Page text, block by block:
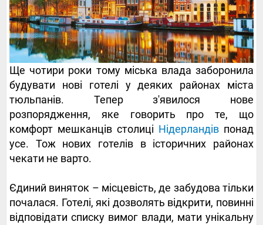
Ще чотири роки тому міська влада заборонила
будувати нові готелі у деяких районах міста
тюльпанів. Тепер з'явилося нове
розпорядження, яке говорить про те, що
комфорт мешканців столиці Нідерландів понад
усе. Тож нових готелів в історичних районах
чекати не варто.
Єдиний виняток – місцевість, де забудова тільки
почалася. Готелі, які дозволять відкрити, повинні
відповідати списку вимог влади, мати унікальну